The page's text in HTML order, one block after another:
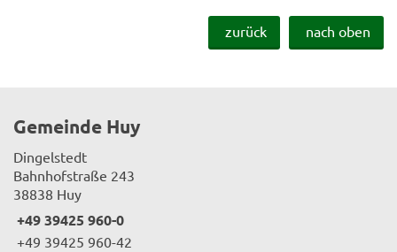
zurück nach oben
Gemeinde Huy
Dingelstedt
Bahnhofstraße 243
38838 Huy
+49 39425 960-0
+49 39425 960-42